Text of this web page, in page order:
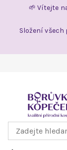
🌱 Vítejte
Složení